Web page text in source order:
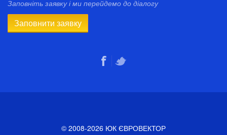
Заповніть заявку і ми перейдемо до діалогу
Заповнити заявку
© 2008-2026 ЮК ЄВРОВЕКТОР